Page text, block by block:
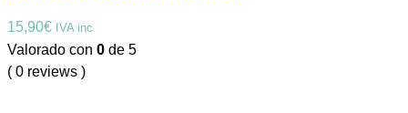
15,90€ IVA inc
Valorado con 0 de 5
( 0 reviews )